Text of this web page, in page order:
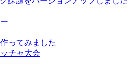
ってみました
チャ大会